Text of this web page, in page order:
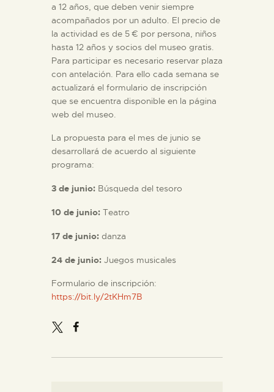
a 12 años, que deben venir siempre
acompañados por un adulto. El precio de
la actividad es de 5 € por persona, niños
hasta 12 años y socios del museo gratis.
Para participar es necesario reservar plaza
con antelación. Para ello cada semana se
actualizará el formulario de inscripción
que se encuentra disponible en la página
web del museo.
La propuesta para el mes de junio se
desarrollará de acuerdo al siguiente
programa:
3 de junio: Búsqueda del tesoro
10 de junio: Teatro
17 de junio: danza
24 de junio: Juegos musicales
Formulario de inscripción:
https://bit.ly/2tKHm7B